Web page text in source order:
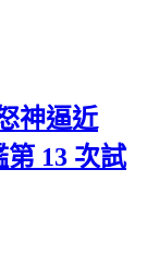
神逼近
13 次試